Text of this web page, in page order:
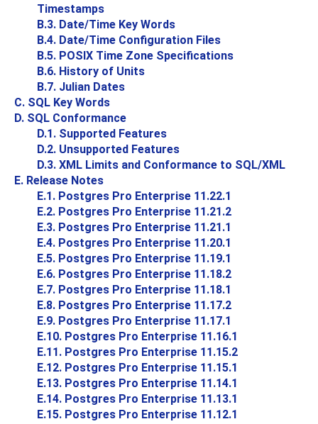
Timestamps
B.3. Date/Time Key Words
B.4. Date/Time Configuration Files
B.5. POSIX Time Zone Specifications
B.6. History of Units
B.7. Julian Dates
C. SQL Key Words
D. SQL Conformance
D.1. Supported Features
D.2. Unsupported Features
D.3. XML Limits and Conformance to SQL/XML
E. Release Notes
E.1. Postgres Pro Enterprise 11.22.1
E.2. Postgres Pro Enterprise 11.21.2
E.3. Postgres Pro Enterprise 11.21.1
E.4. Postgres Pro Enterprise 11.20.1
E.5. Postgres Pro Enterprise 11.19.1
E.6. Postgres Pro Enterprise 11.18.2
E.7. Postgres Pro Enterprise 11.18.1
E.8. Postgres Pro Enterprise 11.17.2
E.9. Postgres Pro Enterprise 11.17.1
E.10. Postgres Pro Enterprise 11.16.1
E.11. Postgres Pro Enterprise 11.15.2
E.12. Postgres Pro Enterprise 11.15.1
E.13. Postgres Pro Enterprise 11.14.1
E.14. Postgres Pro Enterprise 11.13.1
E.15. Postgres Pro Enterprise 11.12.1